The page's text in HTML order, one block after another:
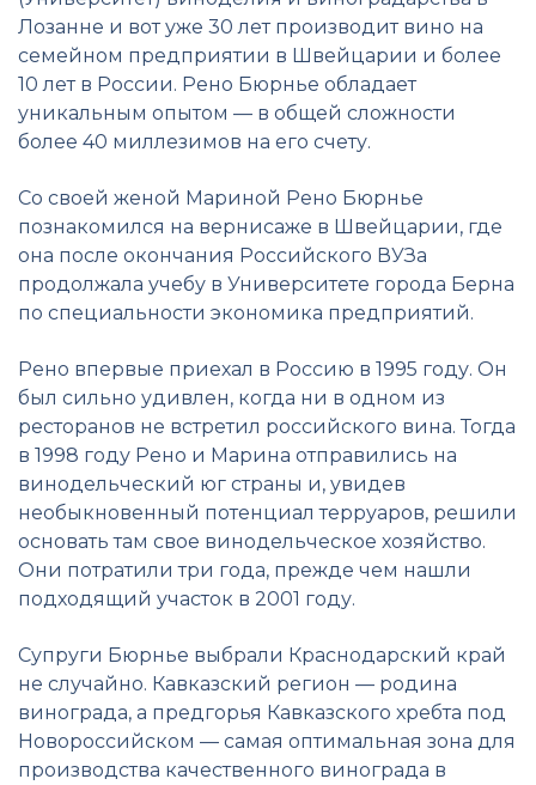
Лозанне и вот уже 30 лет производит вино на
семейном предприятии в Швейцарии и более
10 лет в России. Рено Бюрнье обладает
уникальным опытом — в общей сложности
более 40 миллезимов на его счету.
Со своей женой Мариной Рено Бюрнье
познакомился на вернисаже в Швейцарии, где
она после окончания Российского ВУЗа
продолжала учебу в Университете города Берна
по специальности экономика предприятий.
Рено впервые приехал в Россию в 1995 году. Он
был сильно удивлен, когда ни в одном из
ресторанов не встретил российского вина. Тогда
в 1998 году Рено и Марина отправились на
винодельческий юг страны и, увидев
необыкновенный потенциал терруаров, решили
основать там свое винодельческое хозяйство.
Они потратили три года, прежде чем нашли
подходящий участок в 2001 году.
Супруги Бюрнье выбрали Краснодарский край
не случайно. Кавказский регион — родина
винограда, а предгорья Кавказского хребта под
Новороссийском — самая оптимальная зона для
производства качественного винограда в